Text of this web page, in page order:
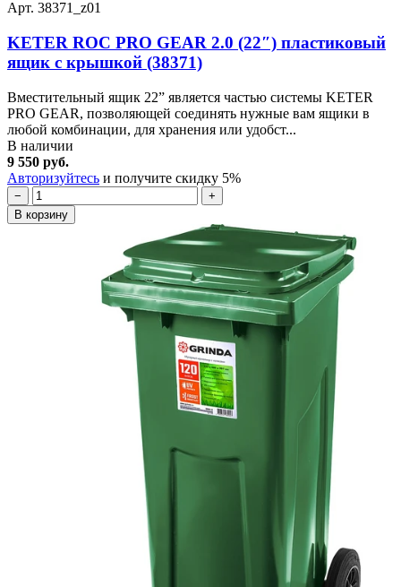
Арт. 38371_z01
KETER ROC PRO GEAR 2.0 (22″) пластиковый
ящик с крышкой (38371)
Вместительный ящик 22” является частью системы KETER
PRO GEAR, позволяющей соединять нужные вам ящики в
любой комбинации, для хранения или удобст...
В наличии
9 550 руб.
Авторизуйтесь и получите скидку 5%
−
+
В корзину